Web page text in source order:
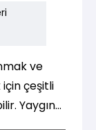
ve
çeşitli
Yaygın